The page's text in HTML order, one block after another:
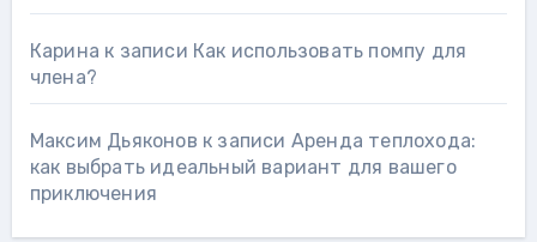
Карина к записи Как использовать помпу для
члена?
Максим Дьяконов к записи Аренда теплохода:
как выбрать идеальный вариант для вашего
приключения